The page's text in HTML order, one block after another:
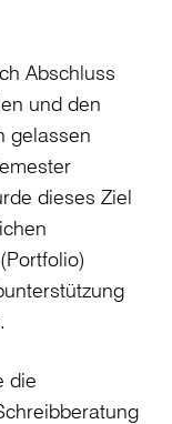
Abschluss
und den
gelassen
dieses Ziel
die